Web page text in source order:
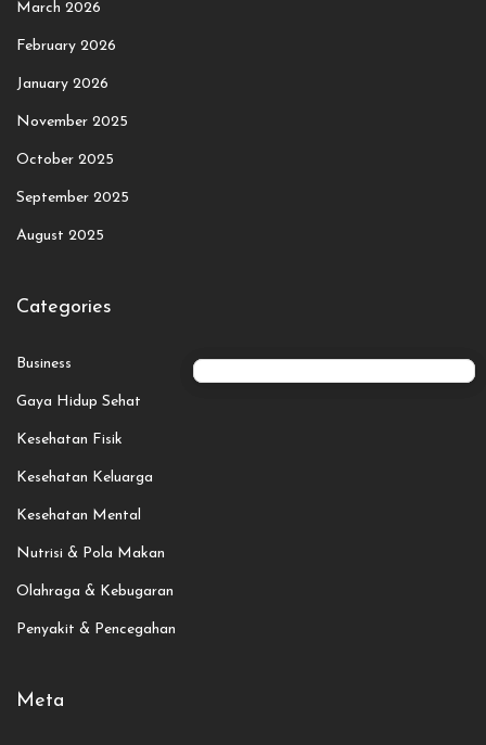
March 2026
February 2026
January 2026
November 2025
October 2025
September 2025
August 2025
Categories
Business
Gaya Hidup Sehat
Kesehatan Fisik
Kesehatan Keluarga
Kesehatan Mental
Nutrisi & Pola Makan
Olahraga & Kebugaran
Penyakit & Pencegahan
Meta